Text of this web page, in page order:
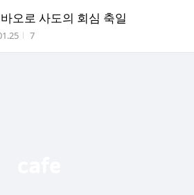
오로 사도의 회심 축일
시간 조회수
7